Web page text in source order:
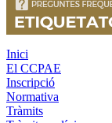
Inici
El CCPAE
Inscripció
Normativa
Tràmits